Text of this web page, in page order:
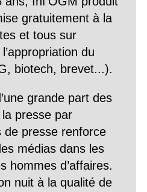
gratuitement à la
et tous sur
du
biotech, brevet...).
grande part des
presse par
de presse renforce
médias dans les
hommes d’affaires.
nuit à la qualité de